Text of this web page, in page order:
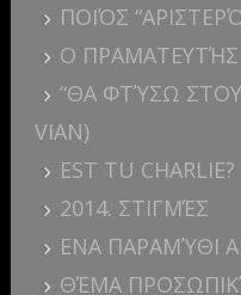
ΠΟΙΌΣ
Ο ΠΡΑΜΑΤΕΥΤΉΣ
“ΘΑ ΦΤΎΣΩ
VIAN)
EST TU CHARLIE?
2014. ΣΤΙΓΜΈΣ
ΕΝΑ ΠΑΡΑΜΎΘΙ
ΘΈΜΑ